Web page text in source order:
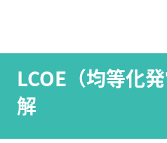
LCOE（均等化
解